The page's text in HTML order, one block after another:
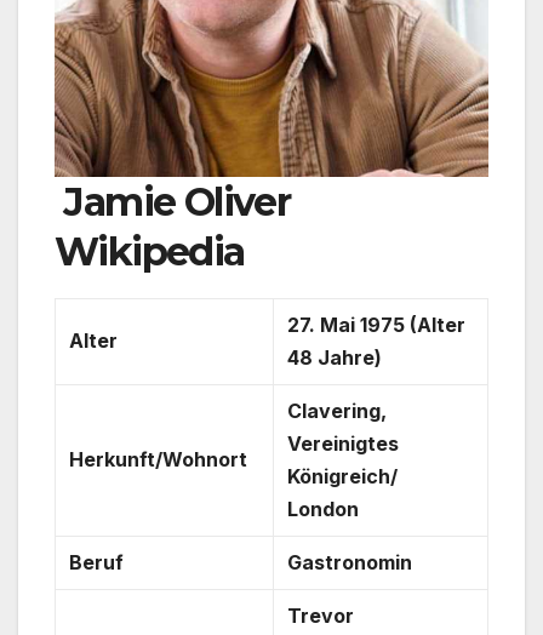
Jamie Oliver
Wikipedia
Alter
27. Mai 1975 (Alter
48 Jahre)
Herkunft/Wohnort
Clavering,
Vereinigtes
Königreich/
London
Beruf Gastronomin
Trevor